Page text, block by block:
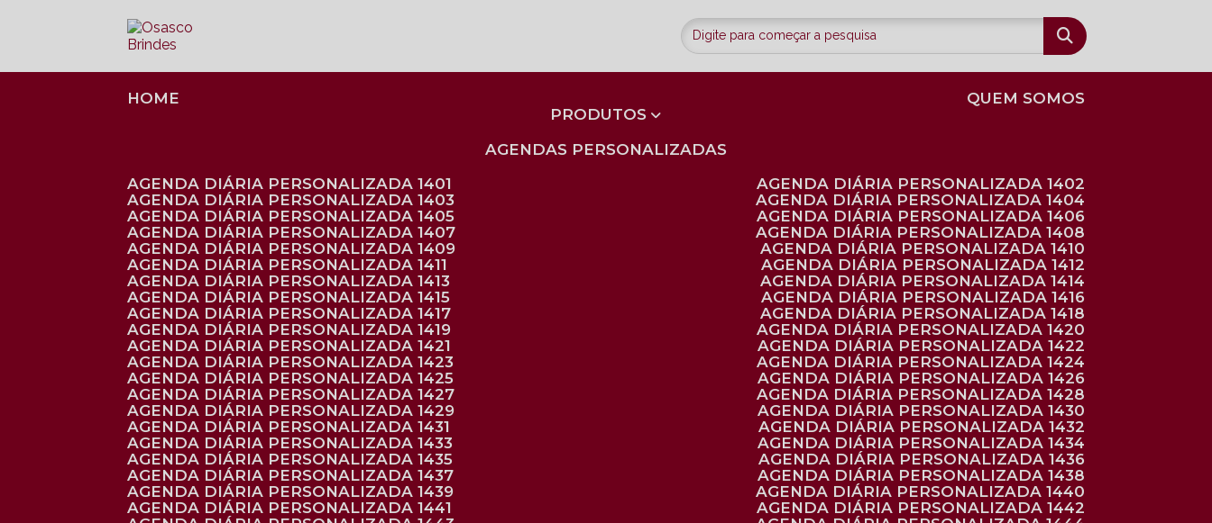
HOME
QUEM SOMOS
PRODUTOS
AGENDAS PERSONALIZADAS
AGENDA DIÁRIA PERSONALIZADA 1401
AGENDA DIÁRIA PERSONALIZADA 1402
AGENDA DIÁRIA PERSONALIZADA 1403
AGENDA DIÁRIA PERSONALIZADA 1404
AGENDA DIÁRIA PERSONALIZADA 1405
AGENDA DIÁRIA PERSONALIZADA 1406
AGENDA DIÁRIA PERSONALIZADA 1407
AGENDA DIÁRIA PERSONALIZADA 1408
AGENDA DIÁRIA PERSONALIZADA 1409
AGENDA DIÁRIA PERSONALIZADA 1410
AGENDA DIÁRIA PERSONALIZADA 1411
AGENDA DIÁRIA PERSONALIZADA 1412
AGENDA DIÁRIA PERSONALIZADA 1413
AGENDA DIÁRIA PERSONALIZADA 1414
AGENDA DIÁRIA PERSONALIZADA 1415
AGENDA DIÁRIA PERSONALIZADA 1416
AGENDA DIÁRIA PERSONALIZADA 1417
AGENDA DIÁRIA PERSONALIZADA 1418
AGENDA DIÁRIA PERSONALIZADA 1419
AGENDA DIÁRIA PERSONALIZADA 1420
AGENDA DIÁRIA PERSONALIZADA 1421
AGENDA DIÁRIA PERSONALIZADA 1422
AGENDA DIÁRIA PERSONALIZADA 1423
AGENDA DIÁRIA PERSONALIZADA 1424
AGENDA DIÁRIA PERSONALIZADA 1425
AGENDA DIÁRIA PERSONALIZADA 1426
AGENDA DIÁRIA PERSONALIZADA 1427
AGENDA DIÁRIA PERSONALIZADA 1428
AGENDA DIÁRIA PERSONALIZADA 1429
AGENDA DIÁRIA PERSONALIZADA 1430
AGENDA DIÁRIA PERSONALIZADA 1431
AGENDA DIÁRIA PERSONALIZADA 1432
AGENDA DIÁRIA PERSONALIZADA 1433
AGENDA DIÁRIA PERSONALIZADA 1434
AGENDA DIÁRIA PERSONALIZADA 1435
AGENDA DIÁRIA PERSONALIZADA 1436
AGENDA DIÁRIA PERSONALIZADA 1437
AGENDA DIÁRIA PERSONALIZADA 1438
AGENDA DIÁRIA PERSONALIZADA 1439
AGENDA DIÁRIA PERSONALIZADA 1440
AGENDA DIÁRIA PERSONALIZADA 1441
AGENDA DIÁRIA PERSONALIZADA 1442